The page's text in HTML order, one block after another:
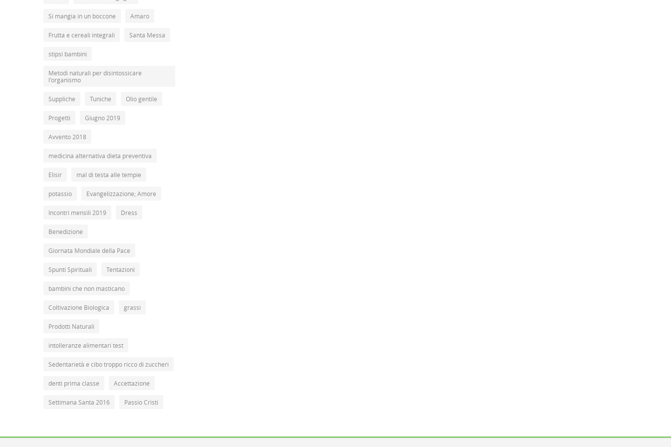
Si mangia in un boccone Amaro
Frutta e cereali integrali Santa Messa
stipsi bambini
Metodi naturali per disintossicare
l'organismo
Suppliche Tuniche Olio gentile
Progetti Giugno 2019
Avvento 2018
medicina alternativa dieta preventiva
Elisir mal di testa alle tempie
potassio Evangelizzazione; Amore
Incontri mensili 2019 Dress
Benedizione
Giornata Mondiale della Pace
Spunti Spirituali Tentazioni
bambini che non masticano
Coltivazione Biologica grassi
Prodotti Naturali
intolleranze alimentari test
Sedentarietà e cibo troppo ricco di zuccheri
denti prima classe Accettazione
Settimana Santa 2016 Passio Cristi